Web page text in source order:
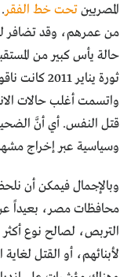
المصريينتحت خط الفقر
من عمرهم، وقد تضافر
حالة يأس كبير من
ثورة
واتسمت أغلب حالات
قتل النفس. أي أنَّ
وسياسية عبر إخراج
وبالإجمال فيمكن أن
محافظات مصر، بعيداً عن
التربص، لصالح نوع أكثر
لأبنائهم، أو القتل